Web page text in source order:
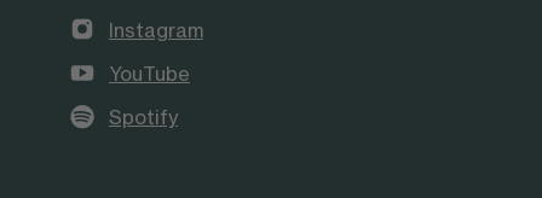
Instagram
YouTube
Spotify